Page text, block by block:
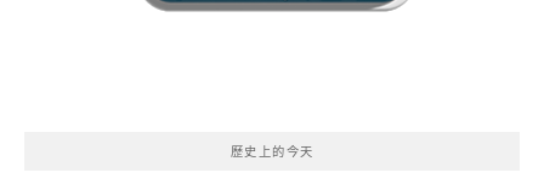
歷史上的今天